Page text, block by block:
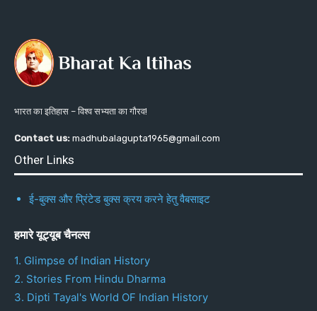
भारत का इतिहास – विश्व सभ्यता का गौरव!
Contact us: madhubalagupta1965@gmail.com
Other Links
ई-बुक्स और प्रिंटेड बुक्स क्रय करने हेतु वैबसाइट
हमारे यूट्यूब चैनल्स
1. Glimpse of Indian History
2. Stories From Hindu Dharma
3. Dipti Tayal's World OF Indian History